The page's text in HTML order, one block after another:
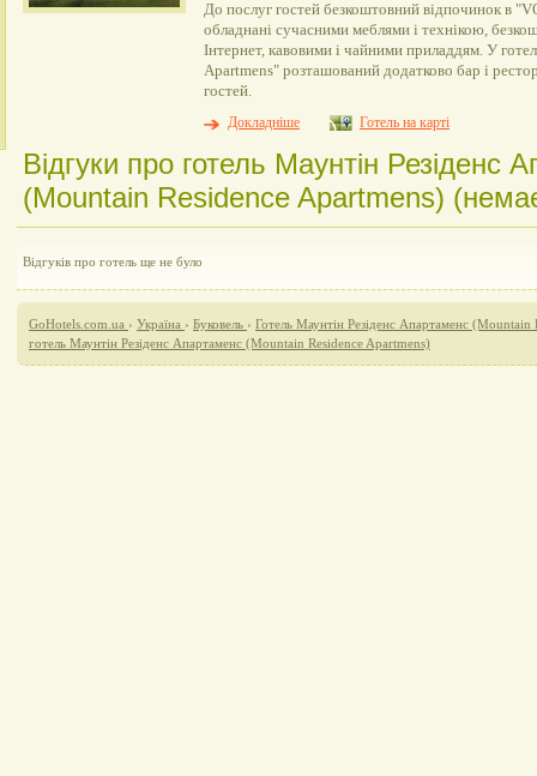
До послуг гостей безкоштовний відпочинок в
обладнані сучасними меблями і технікою,
Інтернет, кавовими і чайними приладдям. У
Apartmens" розташований додатково бар і
гостей.
Докладніше
Готель на карті
Відгуки про готель Маунтін Резіденс
(Mountain Residence Apartmens) (немає
Відгуків про готель ще не було
GoHotels.com.ua › Україна › Буковель › Готель Маунтін Резіденс Апартаменс (Mountain
готель Маунтін Резіденс Апартаменс (Mountain Residence Apartmens)